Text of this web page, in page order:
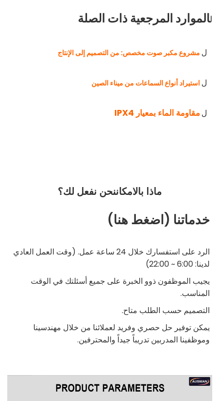
لالموارد المرجعية ذات الصلة
ل مشروع مكبر صوت مخصص: من التصميم إلى الإنتاج
ل استيراد أنواع السماعات من ميناء الصين
ل مقاومة الماء بمعيار IPX4
ماذا بالامكاننحن نفعل لك؟
خدماتنا (اضغط هنا)
الرد على استفسارك خلال 24 ساعة عمل. (وقت العمل العادي
لدينا: 6:00 ~ 22:00)
يجيب الموظفون ذوو الخبرة على جميع أسئلتك في الوقت
المناسب.
التصميم حسب الطلب متاح.
يمكن توفير حل حصري وفريد لعملائنا من خلال مهندسينا
وموظفينا المدربين تدريباً جيداً والمحترفين.